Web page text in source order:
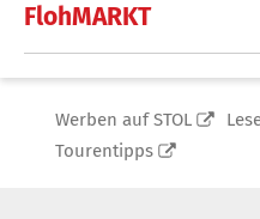
FlohMARKT
Werben auf STOL
Tourentipps